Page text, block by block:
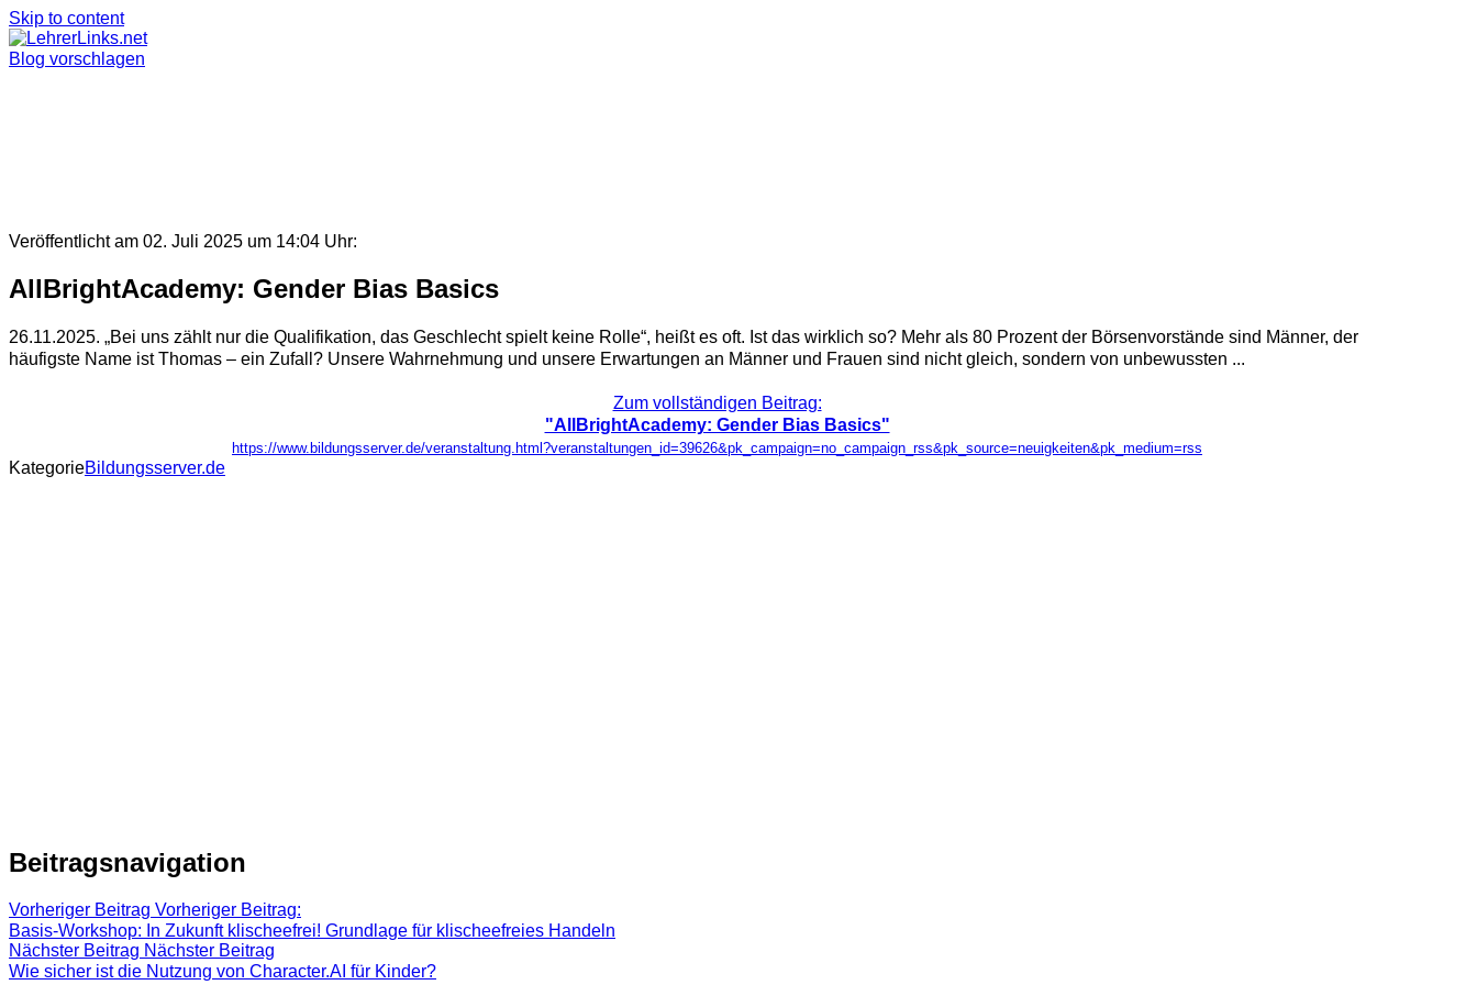
Skip to content
Blog vorschlagen
Veröffentlicht am 02. Juli 2025 um 14:04 Uhr:
AllBrightAcademy: Gender Bias Basics
26.11.2025. „Bei uns zählt nur die Qualifikation, das Geschlecht spielt keine Rolle“, heißt es oft. Ist das wirklich so? Mehr als 80 Prozent der Börsenvorstände sind Männer, der
häufigste Name ist Thomas – ein Zufall? Unsere Wahrnehmung und unsere Erwartungen an Männer und Frauen sind nicht gleich, sondern von unbewussten ...
Zum vollständigen Beitrag:
"AllBrightAcademy: Gender Bias Basics"
https://www.bildungsserver.de/veranstaltung.html?veranstaltungen_id=39626&pk_campaign=no_campaign_rss&pk_source=neuigkeiten&pk_medium=rss
KategorieBildungsserver.de
Beitragsnavigation
Vorheriger Beitrag Vorheriger Beitrag:
Basis-Workshop: In Zukunft klischeefrei! Grundlage für klischeefreies Handeln
Nächster Beitrag Nächster Beitrag
Wie sicher ist die Nutzung von Character.AI für Kinder?